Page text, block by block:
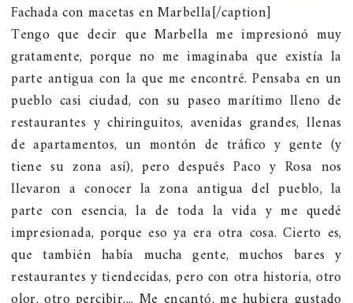
Fachada con macetas en Marbella[/caption]
Tengo que decir que Marbella me impresionó muy
gratamente, porque no me imaginaba que existía la
parte antigua con la que me encontré. Pensaba en un
pueblo casi ciudad, con su paseo marítimo lleno de
restaurantes y chiringuitos, avenidas grandes, llenas
de apartamentos, un montón de tráfico y gente (y
tiene su zona así), pero después Paco y Rosa nos
llevaron a conocer la zona antigua del pueblo, la
parte con esencia, la de toda la vida y me quedé
impresionada, porque eso ya era otra cosa. Cierto es,
que también había mucha gente, muchos bares y
restaurantes y tiendecidas, pero con otra historia, otro